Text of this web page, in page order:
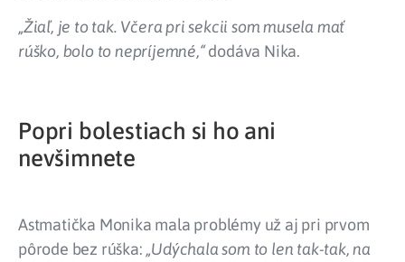
„Žiaľ, je to tak. Včera pri sekcii som musela mať
rúško, bolo to nepríjemné,“dodáva Nika.
Popri bolestiach si ho ani
nevšimnete
Astmatička Monika mala problémy už aj pri prvom
pôrode bez rúška: „Udýchala som to len tak-tak, na